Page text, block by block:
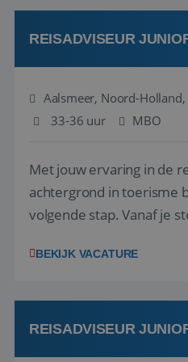
werken: of het nu gaat
REISADVISEUR
Aalsmeer, Noord-
33-36 uur
MBO
Met jouw ervaring in de
achtergrond in toerisme
volgende stap. Vanaf je
wensen van je team, je
klanten te overtuigen
boeken! ...
BEKIJK VACATURE
REISADVISEUR